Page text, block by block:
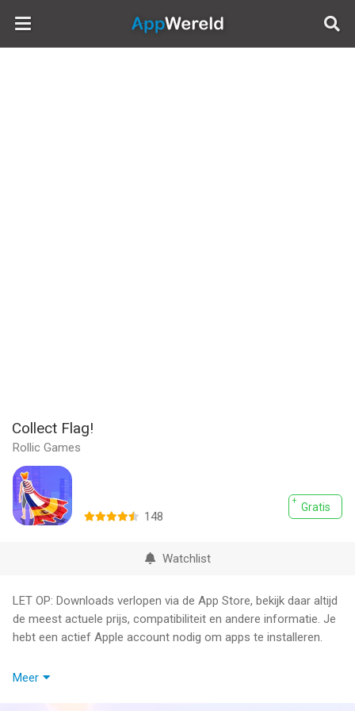
AppWereld
Collect Flag!
Rollic Games
Gratis
148
Watchlist
LET OP: Downloads verlopen via de App Store, bekijk daar altijd
de meest actuele prijs, compatibiliteit en andere informatie. Je
hebt een actief Apple account nodig om apps te installeren.
Life is all about choices. So is this game!
Meer